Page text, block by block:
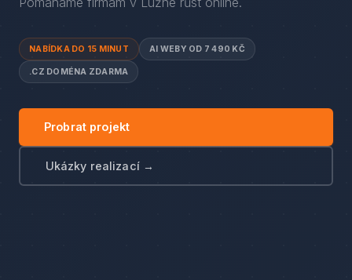
NABÍDKA DO 15 MINUT AI WEBY OD 7 490 KČ
.CZ DOMÉNA ZDARMA
Probrat projekt
Ukázky realizací →